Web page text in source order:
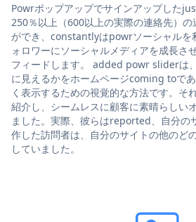
Powrポップアップでサインアップした
250％以上（600以上の実際の連絡先）
ができ、constantlyはpowrソーシャルを
ォロワーにソーシャルメディアを成長さ
フィードします。 added powr sliderは
に見えるかをホームページcoming toで
く表示するための視覚的な方法です。そ
紹介し、シームレスに顧客に素晴らしい
ました。実際、彼らはreported、自分の
作した訪問者は、自分のサイトの他のど
していました。